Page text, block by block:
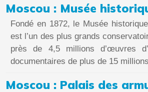
Moscou : Musée
Fondé en 1872, le Musée
est l’un des plus grands
près de 4,5 millions d’œuvres
documentaires de plus de 15
Moscou : Palais des